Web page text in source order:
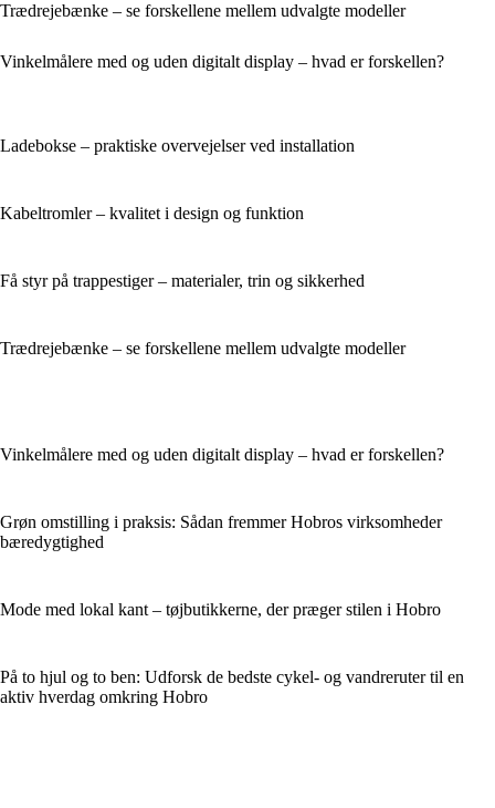
Trædrejebænke – se forskellene mellem udvalgte modeller
Vinkelmålere med og uden digitalt display – hvad er forskellen?
Ladebokse – praktiske overvejelser ved installation
Kabeltromler – kvalitet i design og funktion
Få styr på trappestiger – materialer, trin og sikkerhed
Trædrejebænke – se forskellene mellem udvalgte modeller
Vinkelmålere med og uden digitalt display – hvad er forskellen?
Grøn omstilling i praksis: Sådan fremmer Hobros virksomheder
bæredygtighed
Mode med lokal kant – tøjbutikkerne, der præger stilen i Hobro
På to hjul og to ben: Udforsk de bedste cykel- og vandreruter til en
aktiv hverdag omkring Hobro